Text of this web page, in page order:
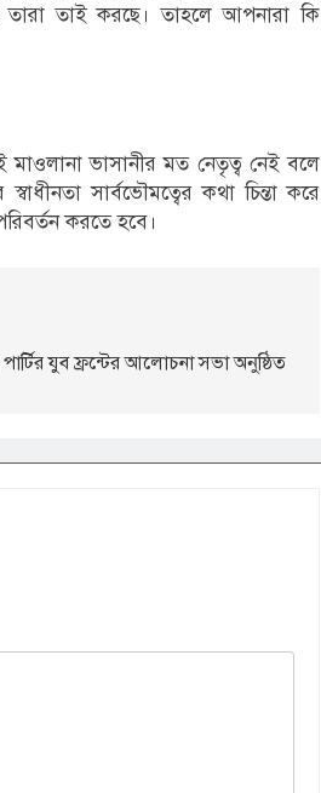
তাই করছে। তাহলে আপনারা কি
ভাসানীর মত নেতৃত্ব নেই বলে
সার্বভৌমত্বের কথা চিন্তা করে
করতে হবে।
যুব ফ্রন্টের আলোচনা সভা অনুষ্ঠিত